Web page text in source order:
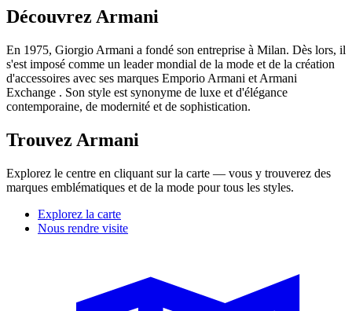
Découvrez Armani
En 1975, Giorgio Armani a fondé son entreprise à Milan. Dès lors, il
s'est imposé comme un leader mondial de la mode et de la création
d'accessoires avec ses marques Emporio Armani et Armani
Exchange . Son style est synonyme de luxe et d'élégance
contemporaine, de modernité et de sophistication.
Trouvez Armani
Explorez le centre en cliquant sur la carte — vous y trouverez des
marques emblématiques et de la mode pour tous les styles.
Explorez la carte
Nous rendre visite